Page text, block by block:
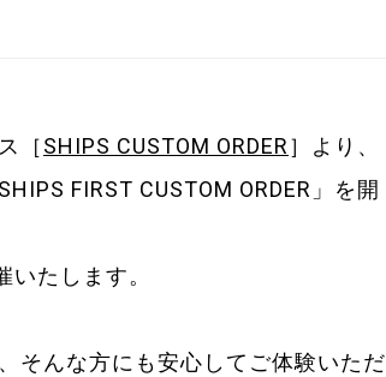
［SHIPS CUSTOM ORDER］より、
FIRST CUSTOM ORDER」を開
たします。
そんな方にも安心してご体験いただ